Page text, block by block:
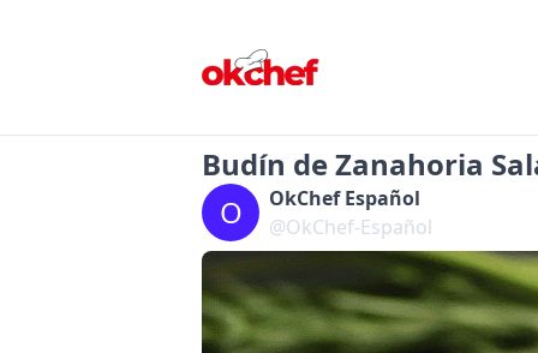
Budín de Zanahoria
O
OkChef Español
@OkChef-Español